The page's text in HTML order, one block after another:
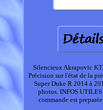
Silencieux Akrapovic
Précision sur l'état de la
Super Duke R 2014 à
photos. INFOS
commande est